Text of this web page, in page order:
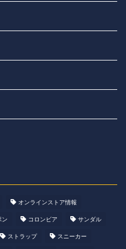
オンラインストア情報
ン コロンビア サンダル
ストラップ スニーカー